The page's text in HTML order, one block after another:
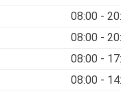
08:00 -
08:00 -
08:00 -
08:00 -